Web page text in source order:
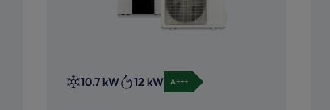
10.7 kW 12 kW A+++